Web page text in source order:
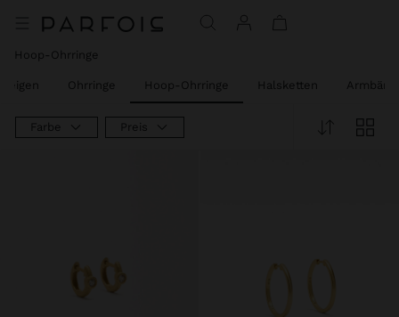
Hoop-Ohrringe
Ohrringe Hoop-Ohrringe Halsketten
Farbe Preis